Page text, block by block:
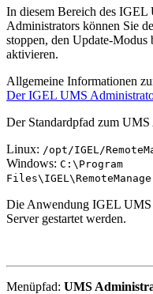
In diesem Bereich des
Administrators können Sie
stoppen, den Update-
aktivieren.
Allgemeine Informationen
Der IGEL UMS
Der Standardpfad zum
Linux: /opt/IGEL/
Windows: C:\Program
Die Anwendung IGEL
Server gestartet werden.
Menüpfad: UMS